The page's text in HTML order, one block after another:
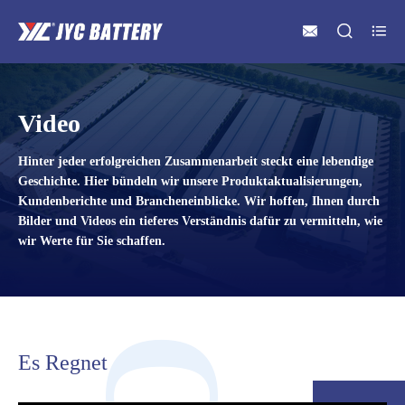
  
Video
Hinter jeder erfolgreichen Zusammenarbeit steckt eine lebendige
Geschichte. Hier bündeln wir unsere Produktaktualisierungen,
Kundenberichte und Brancheneinblicke. Wir hoffen, Ihnen durch
Bilder und Videos ein tieferes Verständnis dafür zu vermitteln, wie
wir Werte für Sie schaffen.
Es Regnet